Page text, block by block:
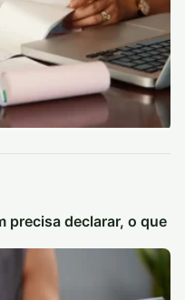
precisa declarar, o que